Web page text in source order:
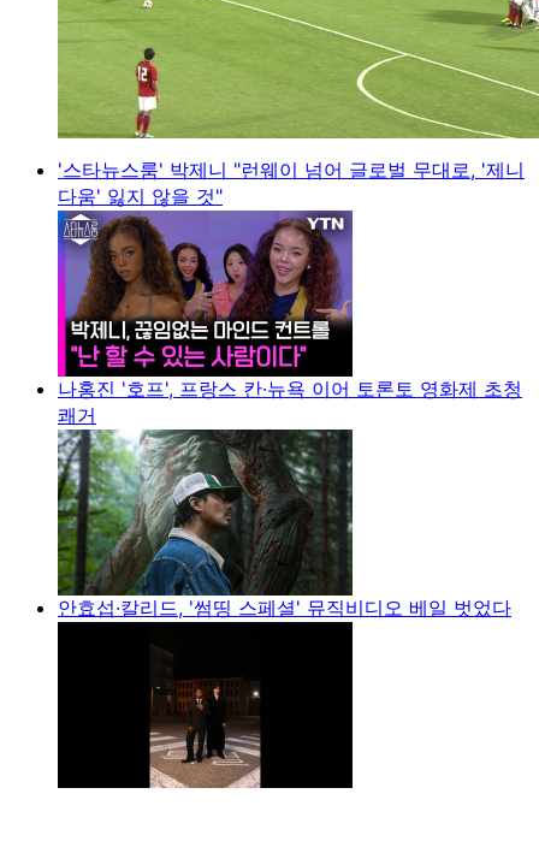
'스타뉴스룸' 박제니 "런웨이 넘어 글로벌 무대로, '제니
다움' 잃지 않을 것"
나홍진 '호프', 프랑스 칸·뉴욕 이어 토론토 영화제 초청
쾌거
안효섭·칼리드, '썸띵 스페셜' 뮤직비디오 베일 벗었다